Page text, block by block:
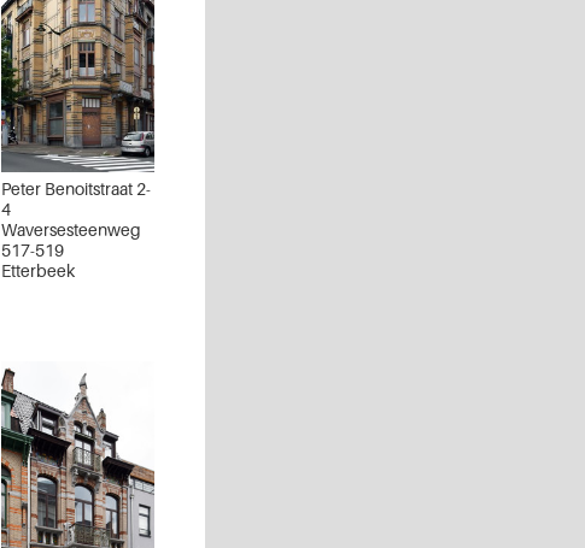
Peter Benoitstraat 2-
4
Waversesteenweg
517-519
Etterbeek